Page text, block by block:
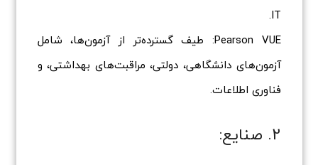
IT.
Pearson VUE: طیف گسترده‌تر از آزمون‌ها، شامل
آزمون‌های دانشگاهی، دولتی، مراقبت‌های بهداشتی، و
فناوری اطلاعات.
2. صنایع: